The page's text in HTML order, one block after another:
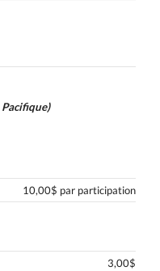
10,00$ par participation
3,00$